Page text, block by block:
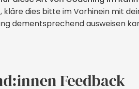
dies bitte im Vorhinein mit
dementsprechend ausweisen
Feedback